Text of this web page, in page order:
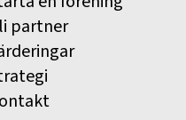
partner